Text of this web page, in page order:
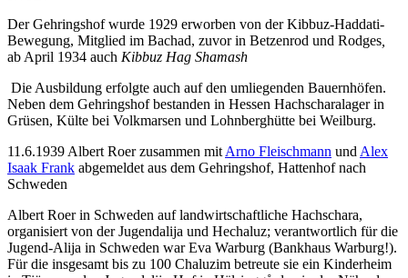
Der Gehringshof wurde 1929 erworben von der Kibbuz-Haddati-
Bewegung, Mitglied im Bachad, zuvor in Betzenrod und Rodges
ab April 1934 auch Kibbuz Hag Shamash
Die Ausbildung erfolgte auch auf den umliegenden Bauernhöfen.
Neben dem Gehringshof bestanden in Hessen Hachscharalager in
Grüsen, Külte bei Volkmarsen und Lohnberghütte bei Weilburg.
11.6.1939 Albert Roer zusammen mit Arno Fleischmann und Alex
Isaak Frank abgemeldet aus dem Gehringshof, Hattenhof nach
Schweden
Albert Roer in Schweden auf landwirtschaftliche Hachschara,
organisiert von der Jugendalija und Hechaluz; verantwortlich für die
Jugend-Alija in Schweden war Eva Warburg (Bankhaus Warburg!).
Für die insgesamt bis zu 100 Chaluzim betreute sie ein Kinderheim